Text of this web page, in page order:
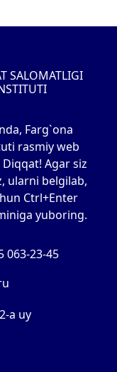
SALOMATLIGI
Farg`ona
rasmiy web
Agar siz
ularni belgilab,
Ctrl+Enter
yuboring.
063-23-45
a uy